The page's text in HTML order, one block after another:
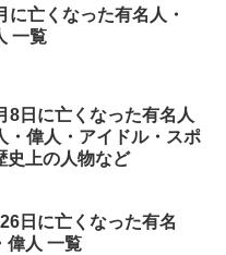
に亡くなった有名人・
一覧
8日に亡くなった有名人
・偉人・アイドル・スポ
史上の人物など
26日に亡くなった有名
偉人 一覧